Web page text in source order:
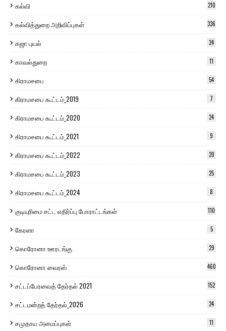
கல்வி 210
கல்வித்துறை அறிவிப்புகள் 336
கஜா புயல் 24
காவல்துறை 11
கிராமசபை 54
கிராமசபை கூட்டம்_2019 7
கிராமசபை கூட்டம்_2020 24
கிராமசபை கூட்டம்_2021 9
கிராமசபை கூட்டம்_2022 20
கிராமசபை கூட்டம்_2023 25
கிராமசபை கூட்டம்_2024 8
குடியுரிமை சட்ட எதிர்ப்பு போராட்டங்கள் 110
கேரளா 5
கொரோனா ஊரடங்கு 29
கொரோனா வைரஸ் 460
சட்டப்பேரவைத் தேர்தல் 2021 152
சட்டமன்றத் தேர்தல்_2026 24
சமுதாய அமைப்புகள் 11